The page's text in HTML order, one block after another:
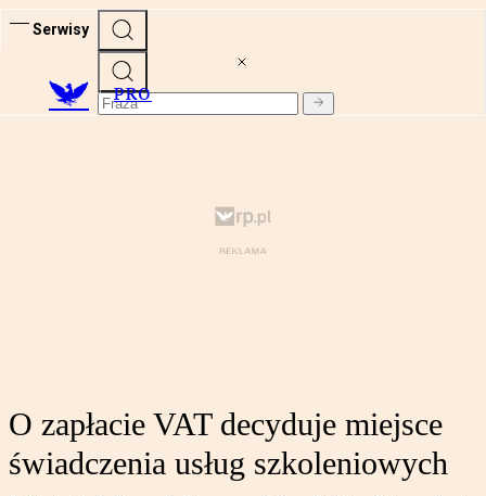
Serwisy
PRO
O zapłacie VAT decyduje miejsce
świadczenia usług szkoleniowych